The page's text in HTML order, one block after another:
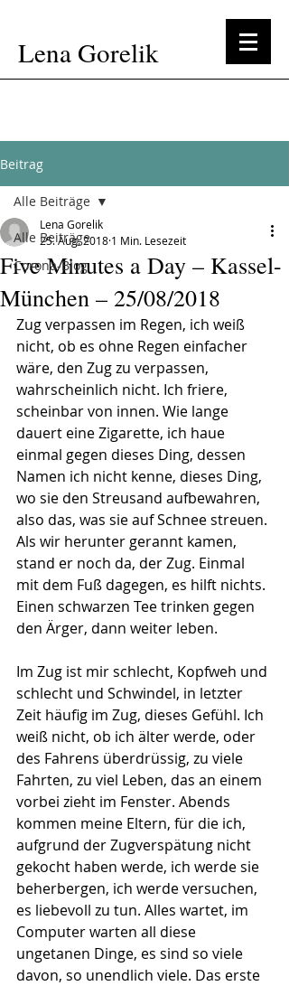
Lena Gorelik
Beitrag
Alle Beiträge
Corona-Blog
Alle Beiträge
Five Minutes a Day – Kassel-
München – 25/08/2018
Lena Gorelik
25. Aug. 2018 1 Min. Lesezeit
Zug verpassen im Regen, ich weiß
nicht, ob es ohne Regen einfacher
wäre, den Zug zu verpassen,
wahrscheinlich nicht. Ich friere,
scheinbar von innen. Wie lange
dauert eine Zigarette, ich haue
einmal gegen dieses Ding, dessen
Namen ich nicht kenne, dieses Ding,
wo sie den Streusand aufbewahren,
also das, was sie auf Schnee streuen.
Als wir herunter gerannt kamen,
stand er noch da, der Zug. Einmal
mit dem Fuß dagegen, es hilft nichts.
Einen schwarzen Tee trinken gegen
den Ärger, dann weiter leben.
Im Zug ist mir schlecht, Kopfweh und
schlecht und Schwindel, in letzter
Zeit häufig im Zug, dieses Gefühl. Ich
weiß nicht, ob ich älter werde, oder
des Fahrens überdrüssig, zu viele
Fahrten, zu viel Leben, das an einem
vorbei zieht im Fenster. Abends
kommen meine Eltern, für die ich,
aufgrund der Zugverspätung nicht
gekocht haben werde, ich werde sie
beherbergen, ich werde versuchen,
es liebevoll zu tun. Alles wartet, im
Computer warten all diese
ungetanen Dinge, es sind so viele
davon, so unendlich viele. Das erste